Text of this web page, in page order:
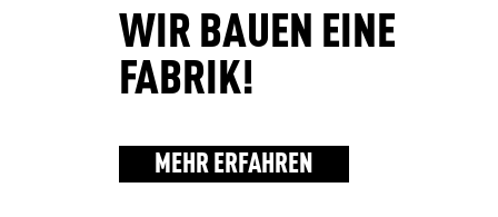
WIR BAUEN EINE
FABRIK!
MEHR ERFAHREN